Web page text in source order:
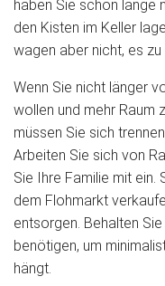
haben Sie schon lange
den Kisten im Keller
wagen aber nicht, es
Wenn Sie nicht länger
wollen und mehr Raum
müssen Sie sich
Arbeiten Sie sich von
Sie Ihre Familie mit
dem Flohmarkt
entsorgen. Behalten
benötigen, um
hängt.